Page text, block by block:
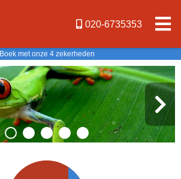
020-6735353
Boek met onze 4 zekerheden